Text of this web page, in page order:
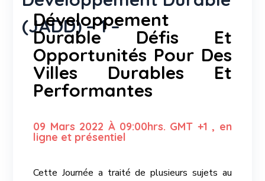
(JADD) – 1 –
Développement
Durable Défis Et
Opportunités Pour Des
Villes Durables Et
Performantes
09 Mars 2022 À 09:00hrs. GMT +1 , en
ligne et présentiel
Cette Journée a traité de plusieurs sujets au